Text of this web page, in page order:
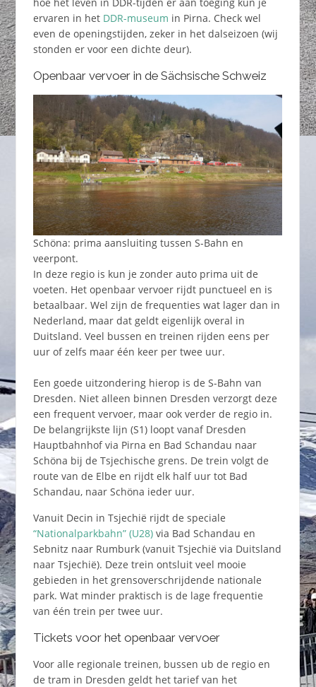
ervaren in het DDR-museum in Pirna. Check wel
even de openingstijden, zeker in het dalseizoen (wij
stonden er voor een dichte deur).
Openbaar vervoer in de Sächsische Schweiz
Schöna: prima aansluiting tussen S-Bahn en
veerpont.
In deze regio is kun je zonder auto prima uit de
voeten. Het openbaar vervoer rijdt punctueel en is
betaalbaar. Wel zijn de frequenties wat lager dan in
Nederland, maar dat geldt eigenlijk overal in
Duitsland. Veel bussen en treinen rijden eens per
uur of zelfs maar één keer per twee uur.
Een goede uitzondering hierop is de S-Bahn van
Dresden. Niet alleen binnen Dresden verzorgt deze
een frequent vervoer, maar ook verder de regio in.
De belangrijkste lijn (S1) loopt vanaf Dresden
Hauptbahnhof via Pirna en Bad Schandau naar
Schöna bij de Tsjechische grens. De trein volgt de
route van de Elbe en rijdt elk half uur tot Bad
Schandau, naar Schöna ieder uur.
Vanuit Decin in Tsjechië rijdt de speciale
“Nationalparkbahn” (U28)via Bad Schandau en
Sebnitz naar Rumburk (vanuit Tsjechië via Duitsland
naar Tsjechië). Deze trein ontsluit veel mooie
gebieden in het grensoverschrijdende nationale
park. Wat minder praktisch is de lage frequentie
van één trein per twee uur.
Tickets voor het openbaar vervoer
Voor alle regionale treinen, bussen ub de regio en
de tram in Dresden geldt het tarief van het